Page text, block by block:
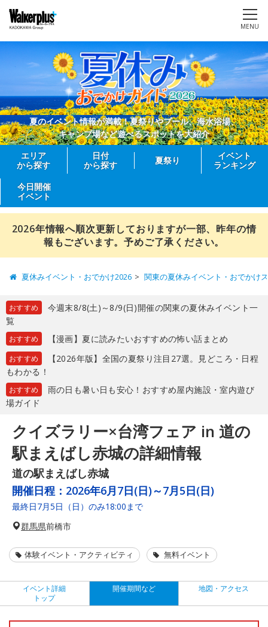
MENU
夏のイベント情報が満載！夏祭りやプール、海水浴場、
キャンプ場など遊べるスポットを大紹介
エリア
から探す
日付
から探す
夏祭り
イベント
ランキング
今日開催
イベント
2026年情報へ順次更新しておりますが一部、昨年の情
報もございます。予めご了承ください。
夏休みイベント・おでかけ2026 関東の夏休みイベント・おでかけ
おすすめ
今週末8/8(土)～8/9(日)開催の関東の夏休みイベント一
覧
おすすめ 【漫画】夏に読みたいおすすめの怖い話まとめ
おすすめ
【2026年版】全国の夏祭り注目27選。見どころ・日程
もわかる！
おすすめ
雨の日も暑い日も安心！おすすめ屋内施設・室内遊び
場ガイド
クイズラリー×台湾フェア in 道の
駅まえばし赤城の詳細情報
道の駅まえばし赤城
開催日程： 2026年6月7日(日)～7月5日(日)
最終日7月5日（日）のみ18:00まで
群馬県前橋市
体験イベント・アクティビティ 無料イベント
イベント詳細
トップ
開催期間など 地図・アクセス